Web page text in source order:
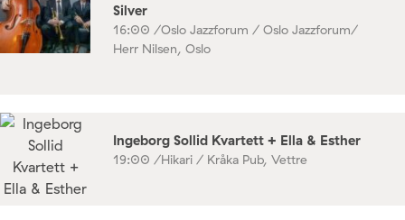
Silver
16:00 /Oslo Jazzforum / Oslo Jazzforum/
Herr Nilsen, Oslo
Ingeborg Sollid Kvartett + Ella & Esther
19:00 /Hikari / Kråka Pub, Vettre